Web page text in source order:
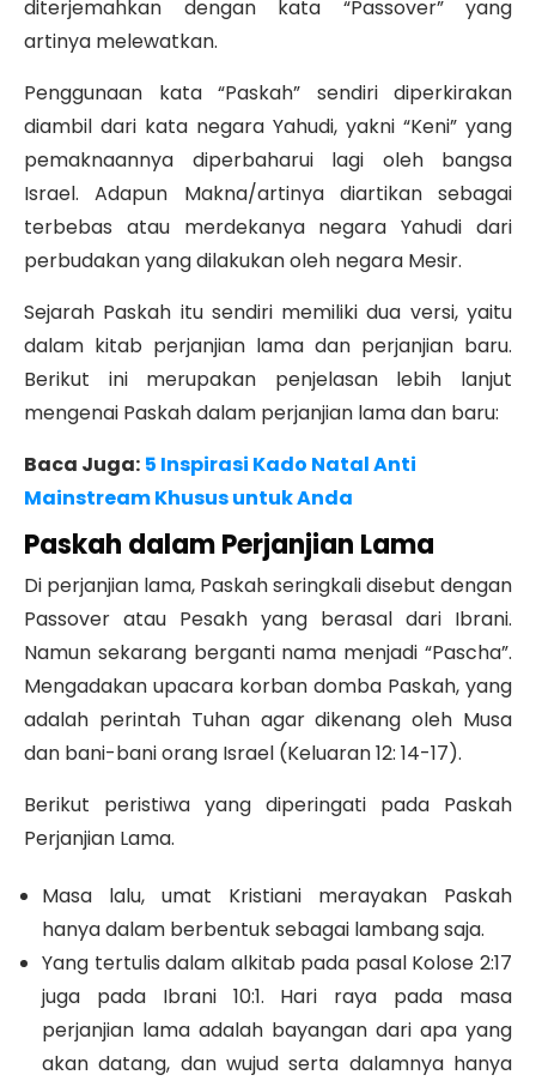
diterjemahkan dengan kata “Passover” yang
artinya melewatkan.
Penggunaan kata “Paskah” sendiri diperkirakan
diambil dari kata negara Yahudi, yakni “Keni” yang
pemaknaannya diperbaharui lagi oleh bangsa
Israel. Adapun Makna/artinya diartikan sebagai
terbebas atau merdekanya negara Yahudi dari
perbudakan yang dilakukan oleh negara Mesir.
Sejarah Paskah itu sendiri memiliki dua versi, yaitu
dalam kitab perjanjian lama dan perjanjian baru.
Berikut ini merupakan penjelasan lebih lanjut
mengenai Paskah dalam perjanjian lama dan baru:
Baca Juga: 5 Inspirasi Kado Natal Anti
Mainstream Khusus untuk Anda
Paskah dalam Perjanjian Lama
Di perjanjian lama, Paskah seringkali disebut dengan
Passover atau Pesakh yang berasal dari Ibrani.
Namun sekarang berganti nama menjadi “Pascha”.
Mengadakan upacara korban domba Paskah, yang
adalah perintah Tuhan agar dikenang oleh Musa
dan bani-bani orang Israel (Keluaran 12: 14-17).
Berikut peristiwa yang diperingati pada Paskah
Perjanjian Lama.
Masa lalu, umat Kristiani merayakan Paskah
hanya dalam berbentuk sebagai lambang saja.
Yang tertulis dalam alkitab pada pasal Kolose 2:17
juga pada Ibrani 10:1. Hari raya pada masa
perjanjian lama adalah bayangan dari apa yang
akan datang, dan wujud serta dalamnya hanya